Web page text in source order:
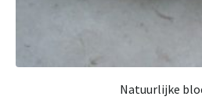
Natuurlijke